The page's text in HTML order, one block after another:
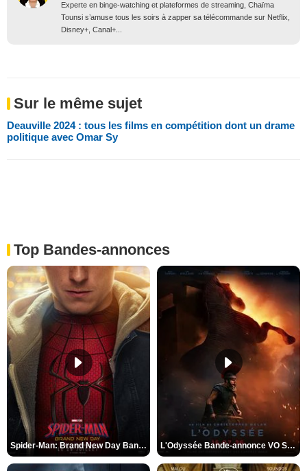
Experte en binge-watching et plateformes de streaming, Chaïma
Tounsi s’amuse tous les soirs à zapper sa télécommande sur Netflix,
Disney+, Canal+...
Sur le même sujet
Deauville 2024 : tous les films en compétition dont un drame
politique avec Omar Sy
Top Bandes-annonces
Spider-Man: Brand New Day Bande-annonce VO STFR L'Odyssée Bande-annonce VO STFR